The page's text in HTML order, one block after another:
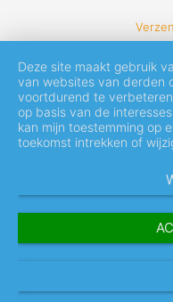
Deze site maakt gebruik
van websites van derden
voortdurend te
op basis van de
kan mijn toestemming op
toekomst intrekken of